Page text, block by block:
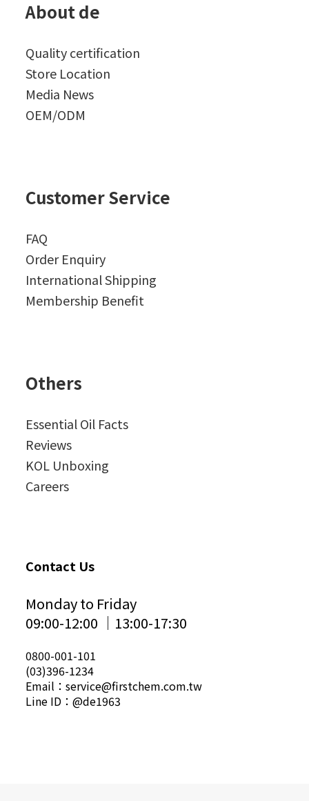
About de
Quality certification
Store Location
Media News
OEM/ODM
Customer Service
FAQ
Order Enquiry
International Shipping
Membership Benefit
Others
Essential Oil Facts
Reviews
KOL Unboxing
Careers
Contact Us
Monday to Friday
09:00-12:00 │13:00-17:30
0800-001-101
(03)396-1234
Email：service@firstchem.com.tw
Line ID：@de1963